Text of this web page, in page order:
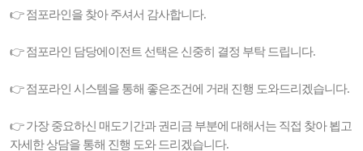
👉 점포라인을 찾아 주셔서 감사합니다.
👉 점포라인 담당에이전트 선택은 신중히 결정 부탁 드립니다.
👉 점포라인 시스템을 통해 좋은조건에 거래 진행 도와드리겠습니다.
👉 가장 중요하신 매도기간과 권리금 부분에 대해서는 직접 찾아 뵙고
자세한 상담을 통해 진행 도와 드리겠습니다.